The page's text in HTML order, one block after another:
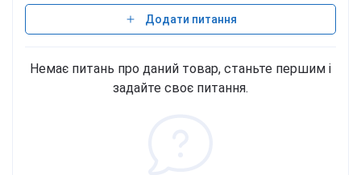
Додати питання
Немає питань про даний товар, станьте першим і
задайте своє питання.